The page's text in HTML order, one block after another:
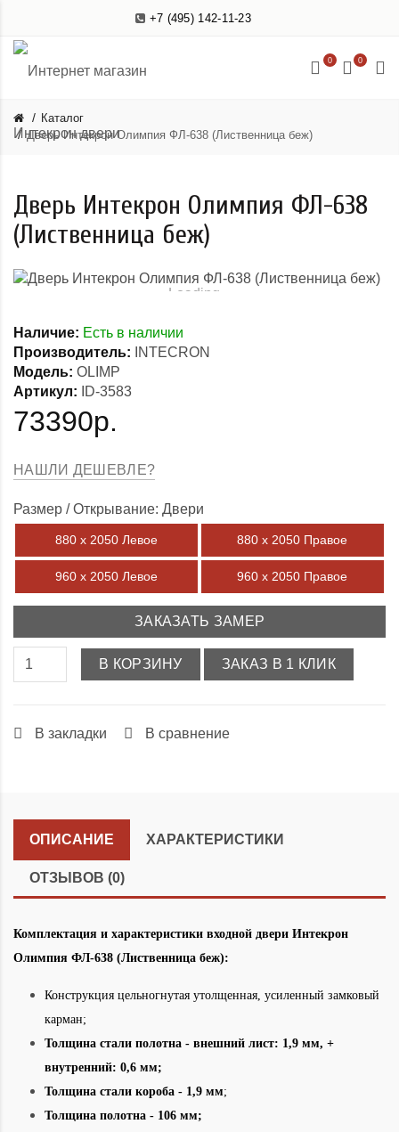
+7 (495) 142-11-23
0 0
Каталог
Дверь Интекрон Олимпия ФЛ-638 (Лиственница беж)
Дверь Интекрон Олимпия ФЛ-638
(Лиственница беж)
Loading...
Наличие: Есть в наличии
Производитель:
INTECRON
Модель: OLIMP
Артикул: ID-3583
73390р.
НАШЛИ ДЕШЕВЛЕ?
Размер / Открывание: Двери
880 х 2050 Левое 880 х 2050 Правое
960 х 2050 Левое 960 х 2050 Правое
ЗАКАЗАТЬ ЗАМЕР
В КОРЗИНУ ЗАКАЗ В 1 КЛИК
В закладки В сравнение
ОПИСАНИЕ ХАРАКТЕРИСТИКИ
ОТЗЫВОВ (0)
Комплектация и характеристики входной двери Интекрон
Олимпия ФЛ-638 (Лиственница беж):
Конструкция цельногнутая утолщенная, усиленный замковый
карман;
Толщина стали полотна - внешний лист: 1,9 мм, +
внутренний: 0,6 мм;
Толщина стали короба - 1,9 мм;
Толщина полотна - 106 мм;